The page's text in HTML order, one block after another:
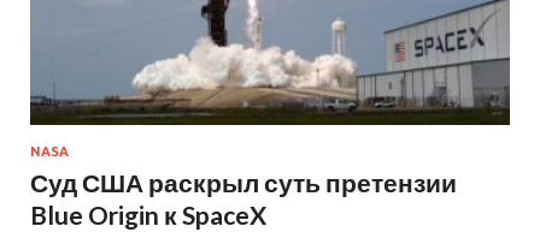
NASA
Суд США раскрыл суть претензии
Blue Origin к SpaceX